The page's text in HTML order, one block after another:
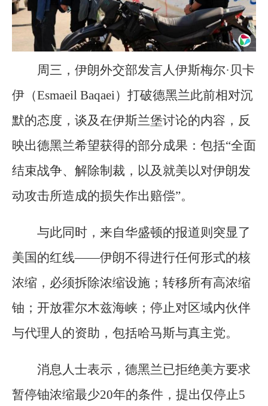
周三，伊朗外交部发言人伊斯梅尔·贝卡
伊（Esmaeil Baqaei）打破德黑兰此前相对沉
默的态度，谈及在伊斯兰堡讨论的内容，反
映出德黑兰希望获得的部分成果：包括“全面
结束战争、解除制裁，以及就美以对伊朗发
动攻击所造成的损失作出赔偿”。
与此同时，来自华盛顿的报道则突显了
美国的红线——伊朗不得进行任何形式的核
浓缩，必须拆除浓缩设施；转移所有高浓缩
铀；开放霍尔木兹海峡；停止对区域内伙伴
与代理人的资助，包括哈马斯与真主党。
消息人士表示，德黑兰已拒绝美方要求
暂停铀浓缩最少20年的条件，提出仅停止5